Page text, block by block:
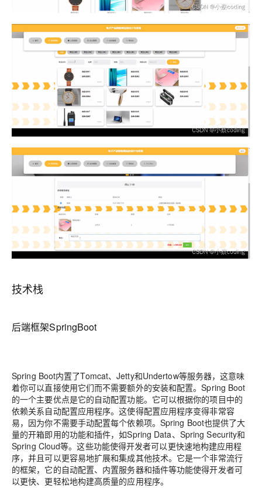
技术栈
后端框架SpringBoot
Spring Boot内置了Tomcat、Jetty和Undertow等服务器，这意味
着你可以直接使用它们而不需要额外的安装和配置。Spring Boot
的一个主要优点是它的自动配置功能。它可以根据你的项目中的
依赖关系自动配置应用程序。这使得配置应用程序变得非常容
易，因为你不需要手动配置每个依赖项。Spring Boot也提供了大
量的开箱即用的功能和插件，如Spring Data、Spring Security和
Spring Cloud等。这些功能使得开发者可以更快速地构建应用程
序，并且可以更容易地扩展和集成其他技术。它是一个非常流行
的框架，它的自动配置、内置服务器和插件等功能使得开发者可
以更快、更轻松地构建高质量的应用程序。